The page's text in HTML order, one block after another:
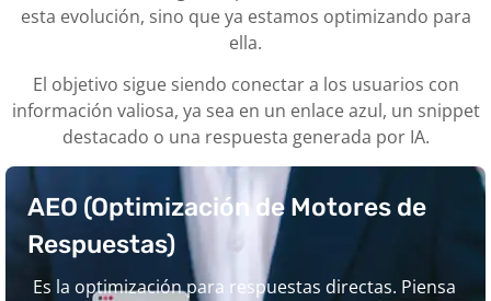
esta evolución, sino que ya estamos optimizando para
ella.
El objetivo sigue siendo conectar a los usuarios con
información valiosa, ya sea en un enlace azul, un snippet
destacado o una respuesta generada por IA.
AEO (Optimización de Motores de
Respuestas)
Es la optimización para respuestas directas. Piensa